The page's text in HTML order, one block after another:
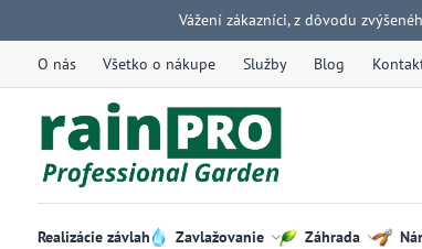
Vážení zákazníci, z dôvodu
O nás Všetko o nákupe Služby Blog
Realizácie závlah Zavlažovanie Záhrada